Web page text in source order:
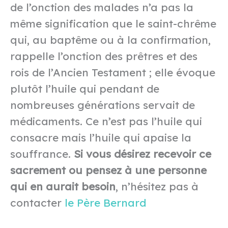
de l’onction des malades n’a pas la
même signification que le saint-chrême
qui, au baptême ou à la confirmation,
rappelle l’onction des prêtres et des
rois de l’Ancien Testament ; elle évoque
plutôt l’huile qui pendant de
nombreuses générations servait de
médicaments. Ce n’est pas l’huile qui
consacre mais l’huile qui apaise la
souffrance. Si vous désirez recevoir ce
sacrement ou pensez à une personne
qui en aurait besoin, n’hésitez pas à
contacter le Père Bernard